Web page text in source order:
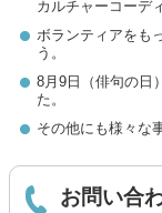
カルチャーコーデ
ボランティアをも
う。
8月9日（俳句の日
た。
その他にも様々な
お問い合